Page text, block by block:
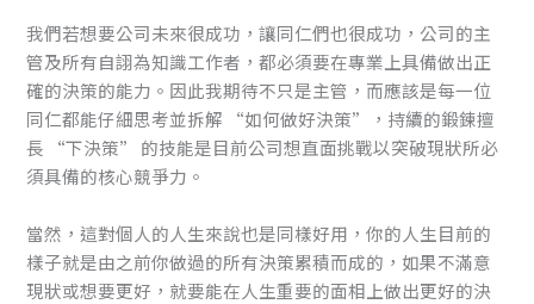
我們若想要公司未來很成功，讓同仁們也很成功，公司的主
管及所有自詡為知識工作者，都必須要在專業上具備做出正
確的決策的能力。因此我期待不只是主管，而應該是每一位
同仁都能仔細思考並拆解 “如何做好決策”，持續的鍛鍊擅
長 “下決策” 的技能是目前公司想直面挑戰以突破現狀所必
須具備的核心競爭力。
當然，這對個人的人生來說也是同樣好用，你的人生目前的
樣子就是由之前你做過的所有決策累積而成的，如果不滿意
現狀或想要更好，就要能在人生重要的面相上做出更好的決